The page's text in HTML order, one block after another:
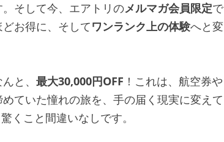
。そして今、エアトリのメルマガ会員限定で
お得に、そしてワンランク上の体験へと変
と、 最大30,000円OFF ！これは、航空券や
ていた憧れの旅を、手の届く現実に変えて
驚くこと間違いなしです。